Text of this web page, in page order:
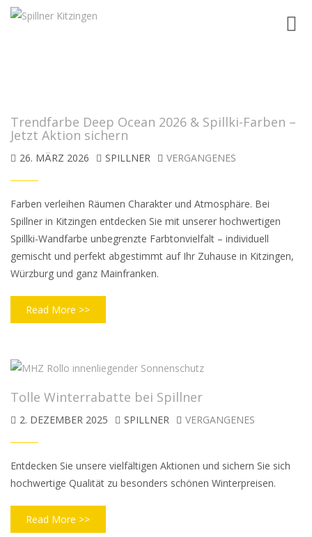
Trendfarbe Deep Ocean 2026 & Spillki-Farben –
Jetzt Aktion sichern
26. MÄRZ 2026 SPILLNER VERGANGENES
Farben verleihen Räumen Charakter und Atmosphäre. Bei
Spillner in Kitzingen entdecken Sie mit unserer hochwertigen
Spillki-Wandfarbe unbegrenzte Farbtonvielfalt – individuell
gemischt und perfekt abgestimmt auf Ihr Zuhause in Kitzingen,
Würzburg und ganz Mainfranken.
Read More >>
Tolle Winterrabatte bei Spillner
2. DEZEMBER 2025 SPILLNER VERGANGENES
Entdecken Sie unsere vielfältigen Aktionen und sichern Sie sich
hochwertige Qualität zu besonders schönen Winterpreisen.
Read More >>